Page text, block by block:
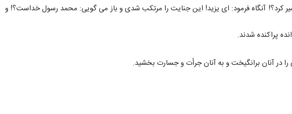
کرد؟! آنگاه فرمود: ای یزید! این جنایت را مرتکب شدی و باز می گویی: محمد رسول خداست؟! و
پراکنده شدند.
را در آنان برانگیخت و به آنان جرأت و جسارت بخشید.